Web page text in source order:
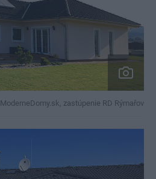
ModerneDomy.sk, zastúpenie RD Rýmařov